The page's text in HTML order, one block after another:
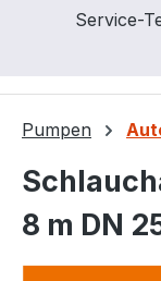
Service-
Pumpen
8 m DN